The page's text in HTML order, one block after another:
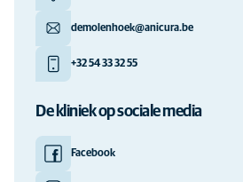
demolenhoek@anicura.be
+32 54 33 32 55
De kliniek op sociale media
Facebook